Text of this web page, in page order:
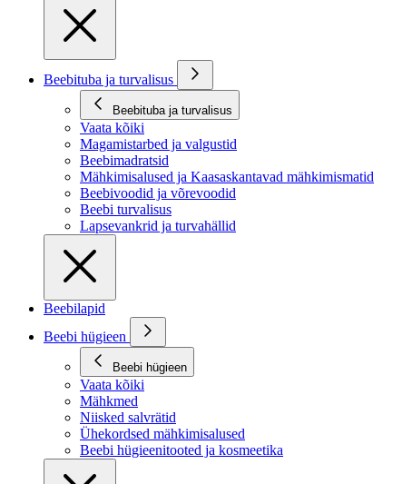
Beebituba ja turvalisus
Beebituba ja turvalisus
Vaata kõiki
Magamistarbed ja valgustid
Beebimadratsid
Mähkimisalused ja Kaasaskantavad mähkimismatid
Beebivoodid ja võrevoodid
Beebi turvalisus
Lapsevankrid ja turvahällid
Beebilapid
Beebi hügieen
Beebi hügieen
Vaata kõiki
Mähkmed
Niisked salvrätid
Ühekordsed mähkimisalused
Beebi hügieenitooted ja kosmeetika